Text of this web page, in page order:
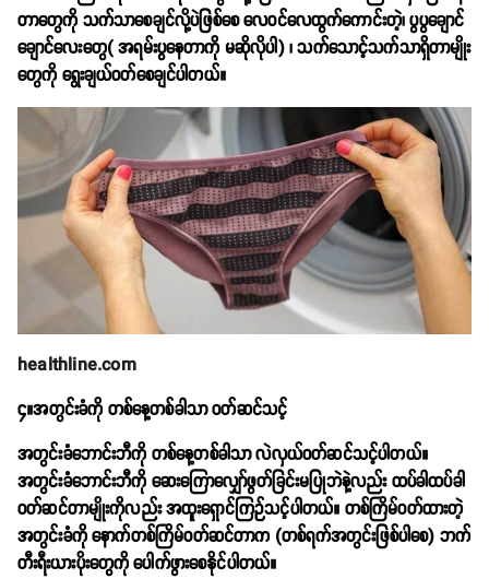
တာတွေကို သက်သာစေချင်လို့ပဲဖြစ်စေ လေဝင်လေထွက်ကောင်းတဲ့၊ ပွပွချောင်
ချောင်လေးတွေ( အရမ်းပွနေတာကို မဆိုလိုပါ) ၊ သက်သောင့်သက်သာရှိတာမျိုး
တွေကို ရွေးချယ်ဝတ်စေချင်ပါတယ်။
healthline.com
၄။အတွင်းခံကို တစ်နေ့တစ်ခါသာ ဝတ်ဆင်သင့်
အတွင်းခံဘောင်းဘီကို တစ်နေ့တစ်ခါသာ လဲလှယ်ဝတ်ဆင်သင့်ပါတယ်။
အတွင်းခံဘောင်းဘီကို ဆေးကြောလျှော်ဖွတ်ခြင်းမပြုဘဲနဲ့လည်း ထပ်ခါထပ်ခါ
ဝတ်ဆင်တာမျိုးကိုလည်း အထူး‌ရှောင်ကြဉ်သင့်ပါတယ်။ တစ်ကြိမ်ဝတ်ထားတဲ့
အတွင်းခံကို နောက်တစ်ကြိမ်ဝတ်ဆင်တာက (တစ်ရက်အတွင်းဖြစ်ပါစေ) ဘက်
တီးရီးယားပိုးတွေကို ပေါက်ဖွားစေနိုင်ပါတယ်။